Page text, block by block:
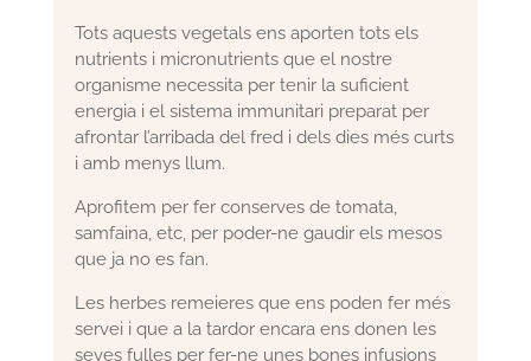
Tots aquests vegetals ens aporten tots els
nutrients i micronutrients que el nostre
organisme necessita per tenir la suficient
energia i el sistema immunitari preparat per
afrontar l’arribada del fred i dels dies més curts
i amb menys llum.
Aprofitem per fer conserves de tomata,
samfaina, etc, per poder-ne gaudir els mesos
que ja no es fan.
Les herbes remeieres que ens poden fer més
servei i que a la tardor encara ens donen les
seves fulles per fer-ne unes bones infusions